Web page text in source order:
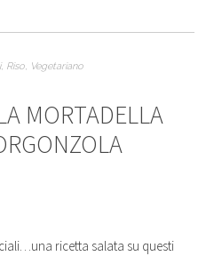
, Riso, Vegetariano
MORTADELLA
ricetta salata su questi